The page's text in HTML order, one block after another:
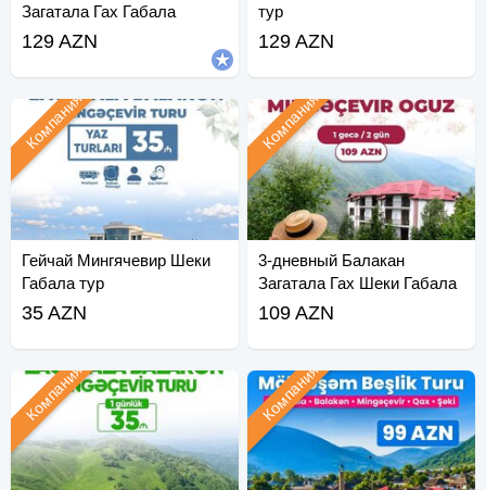
Загатала Гах Габала
129 AZN
тур
129 AZN
Гейчай Мингячевир Шеки
Габала тур
Компания
35 AZN
3-дневный Балакан
Загатала Гах Шеки Габала
Рамадан
Компания
109 AZN
Компания Компания